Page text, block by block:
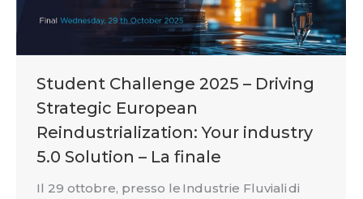
Student Challenge 2025 – Driving
Strategic European
Reindustrialization: Your industry
5.0 Solution – La finale
Il 29 ottobre, presso le Industrie Fluviali di